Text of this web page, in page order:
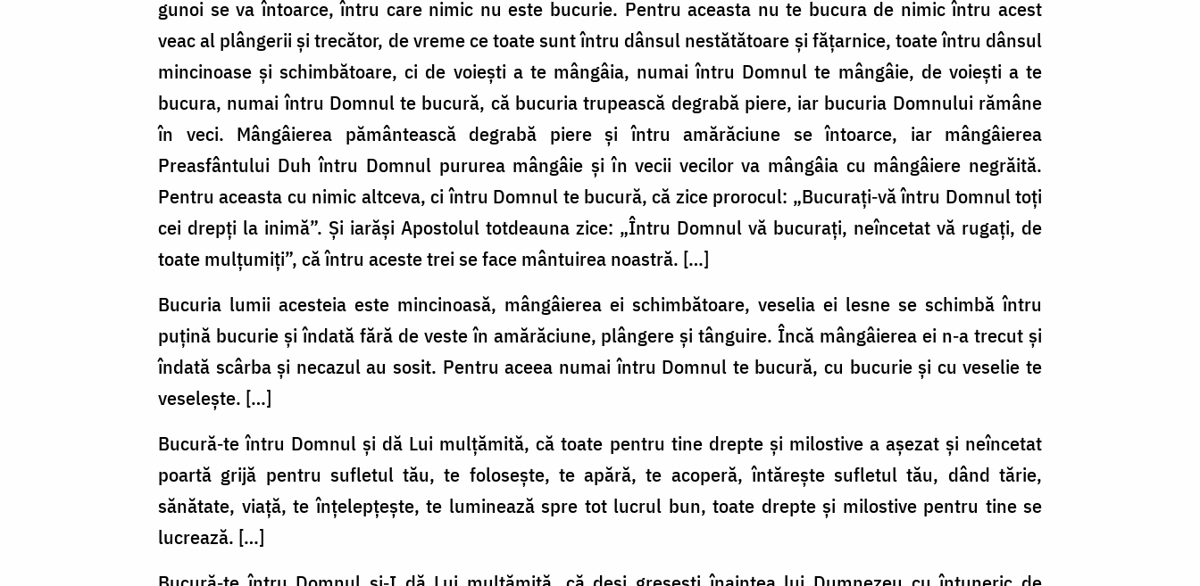
gunoi se va întoarce, întru care nimic nu este bucurie. Pentru aceasta nu te bucura de nimic întru acest
veac al plângerii și trecător, de vreme ce toate sunt întru dânsul nestătătoare și fățarnice, toate întru dânsul
mincinoase și schimbătoare, ci de voiești a te mângâia, numai întru Domnul te mângâie, de voiești a te
bucura, numai întru Domnul te bucură, că bucuria trupească degrabă piere, iar bucuria Domnului rămâne
în veci. Mângâierea pământească degrabă piere și întru amărăciune se întoarce, iar mângâierea
Preasfântului Duh întru Domnul pururea mângâie și în vecii vecilor va mângâia cu mângâiere negrăită.
Pentru aceasta cu nimic altceva, ci întru Domnul te bucură, că zice prorocul: „Bucurați‑vă întru Domnul toți
cei drepți la inimă”. Și iarăși Apostolul totdeauna zice: „Întru Domnul vă bucurați, neîncetat vă rugați, de
toate mulțumiți”, că întru aceste trei se face mântuirea noastră. […]
Bucuria lumii acesteia este mincinoasă, mângâierea ei schimbătoare, veselia ei lesne se schimbă întru
puțină bucurie și îndată fără de veste în amărăciune, plângere și tânguire. Încă mângâierea ei n‑a trecut și
îndată scârba și necazul au sosit. Pentru aceea numai întru Domnul te bucură, cu bucurie și cu veselie te
veselește. […]
Bucură‑te întru Domnul și dă Lui mulțămită, că toate pentru tine drepte și milostive a așezat și neîncetat
poartă grijă pentru sufletul tău, te folosește, te apără, te acoperă, întărește sufletul tău, dând tărie,
sănătate, viață, te înțelepțește, te luminează spre tot lucrul bun, toate drepte și milostive pentru tine se
lucrează. […]